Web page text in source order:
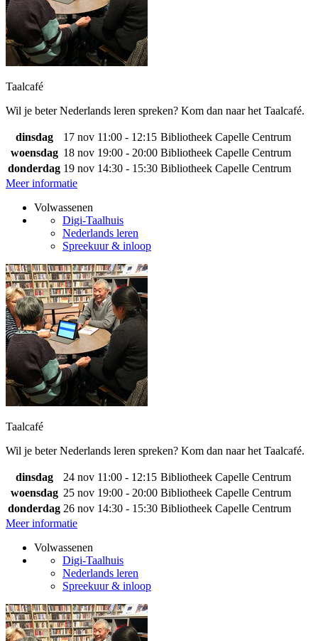
Taalcafé
Wil je beter Nederlands leren spreken? Kom dan naar het Taalcafé.
dinsdag 17 nov 11:00 - 12:15 Bibliotheek Capelle Centrum
woensdag 18 nov 19:00 - 20:00 Bibliotheek Capelle Centrum
donderdag 19 nov 14:30 - 15:30 Bibliotheek Capelle Centrum
Meer informatie
Volwassenen
Digi-Taalhuis
Nederlands leren
Spreekuur & inloop
Taalcafé
Wil je beter Nederlands leren spreken? Kom dan naar het Taalcafé.
dinsdag 24 nov 11:00 - 12:15 Bibliotheek Capelle Centrum
woensdag 25 nov 19:00 - 20:00 Bibliotheek Capelle Centrum
donderdag 26 nov 14:30 - 15:30 Bibliotheek Capelle Centrum
Meer informatie
Volwassenen
Digi-Taalhuis
Nederlands leren
Spreekuur & inloop